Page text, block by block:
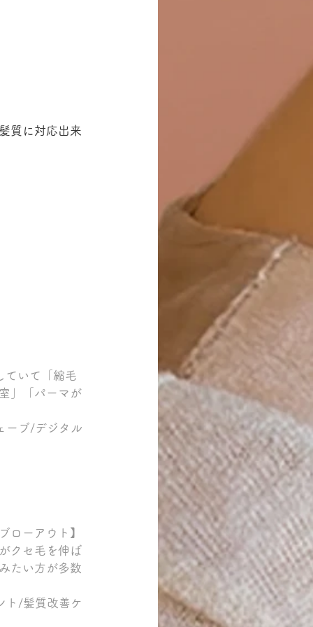
質に対応出来
ていて「縮毛
」「パーマが
ーブ/デジタル
ローアウト】
クセ毛を伸ば
たい方が多数
ト/髪質改善ケ